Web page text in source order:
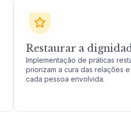
Restaurar a
Implementação de práticas
priorizam a cura das relações
cada pessoa envolvida.